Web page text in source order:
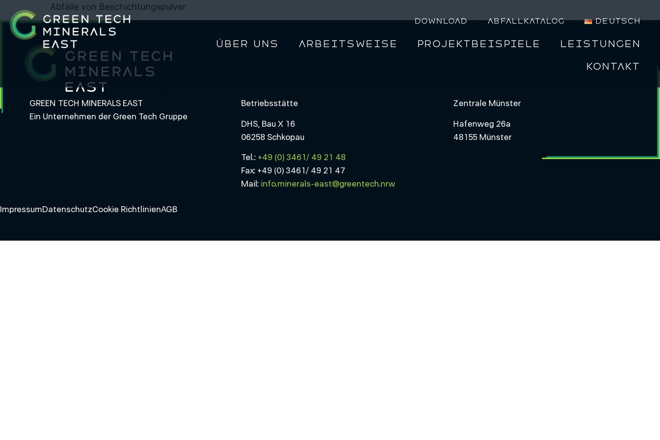
Download Abfallkatalog Deutsch
Über uns Arbeitsweise Projektbeispiele
Leistungen
Kontakt
Abfälle von Beschichtungspulver
GREEN TECH MINERALS EAST
Ein Unternehmen der Green Tech Gruppe
Betriebsstätte
DHS, Bau X 16
06258 Schkopau
Tel.: +49 (0) 3461/ 49 21 48
Fax: +49 (0) 3461/ 49 21 47
Mail: info.minerals-east@greentech.nrw
Zentrale Münster
Hafenweg 26a
48155 Münster
ImpressumDatenschutzCookie RichtlinienAGB